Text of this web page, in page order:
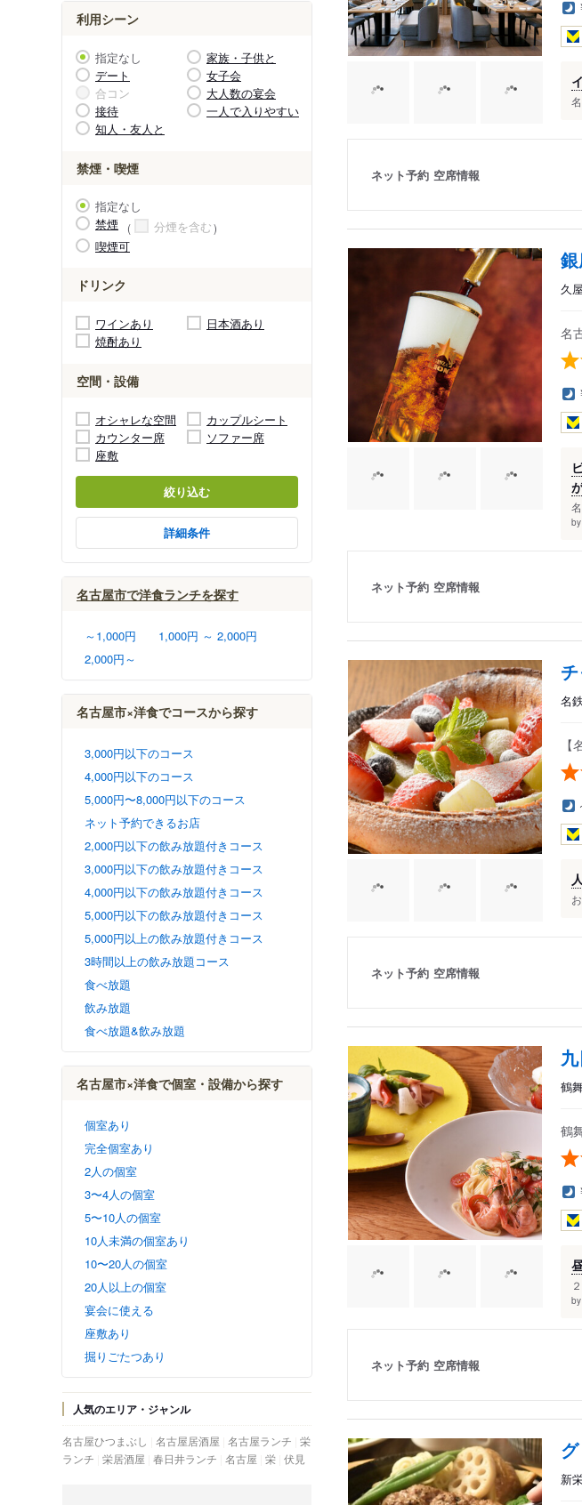
利用シーン
指定なし
家族・子供と
デート
女子会
合コン
大人数の宴会
接待
一人で入りやすい
知人・友人と
禁煙・喫煙
指定なし
禁煙
分煙を含む
喫煙可
ドリンク
ワインあり
日本酒あり
焼酎あり
空間・設備
オシャレな空間
カップルシート
カウンター席
ソファー席
座敷
絞り込む
詳細条件
名古屋市で洋食ランチを探す
～1,000円
1,000円 ～ 2,000円
2,000円～
名古屋市×洋食でコースから探す
3,000円以下のコース
4,000円以下のコース
5,000円〜8,000円以下のコース
ネット予約できるお店
2,000円以下の飲み放題付きコース
3,000円以下の飲み放題付きコース
4,000円以下の飲み放題付きコース
5,000円以下の飲み放題付きコース
5,000円以上の飲み放題付きコース
3時間以上の飲み放題コース
食べ放題
飲み放題
食べ放題&飲み放題
名古屋市×洋食で個室・設備から探す
個室あり
完全個室あり
2人の個室
3〜4人の個室
5〜10人の個室
10人未満の個室あり
10〜20人の個室
20人以上の個室
宴会に使える
座敷あり
掘りごたつあり
人気のエリア・ジャンル
名古屋ひつまぶし 名古屋居酒屋 名古屋ランチ 栄
ランチ 栄居酒屋 春日井ランチ 名古屋 栄 伏見
ネット予約 空席情報
久
名
by
ネット予約 空席情報
名
ネット予約 空席情報
鶴
鶴
by
ネット予約 空席情報
新